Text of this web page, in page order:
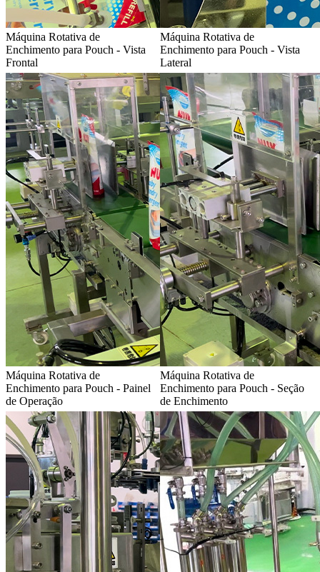
Máquina Rotativa de
Enchimento para Pouch - Vista
Frontal
Máquina Rotativa de
Enchimento para Pouch - Vista
Lateral
Máquina Rotativa de
Enchimento para Pouch - Painel
de Operação
Máquina Rotativa de
Enchimento para Pouch - Seção
de Enchimento